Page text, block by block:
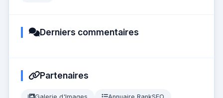
Derniers commentaires
Partenaires